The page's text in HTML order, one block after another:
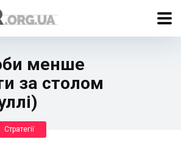
менше
за столом
Стратегії